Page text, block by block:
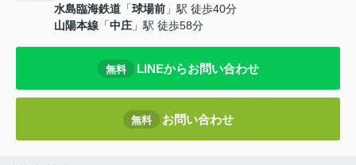
水島臨海鉄道 「球場前 」駅 徒歩40分
山陽本線 「中庄 」駅 徒歩58分
無料 LINEからお問い合わせ
無料 お問い合わせ